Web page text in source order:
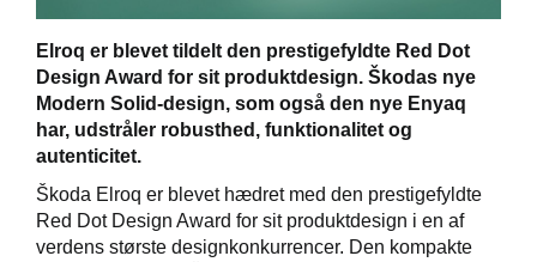
Elroq er blevet tildelt den prestigefyldte Red Dot
Design Award for sit produktdesign. Škodas nye
Modern Solid-design, som også den nye Enyaq
har, udstråler robusthed, funktionalitet og
autenticitet.
Škoda Elroq er blevet hædret med den prestigefyldte
Red Dot Design Award for sit produktdesign i en af
verdens største designkonkurrencer. Den kompakte